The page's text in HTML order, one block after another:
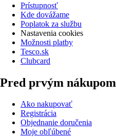
Prístupnosť
Kde dovážame
Poplatok za službu
Nastavenia cookies
Možnosti platby
Tesco.sk
Clubcard
Pred prvým nákupom
Ako nakupovať
Registrácia
Objednanie doručenia
Moje obľúbené